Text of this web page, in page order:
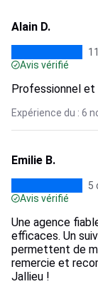
Alain D.
Avis vérifié
Professionnel et
Expérience du : 6
Emilie B.
5
Avis vérifié
Une agence
efficaces. Un
permettent de
remercie et
Jallieu !